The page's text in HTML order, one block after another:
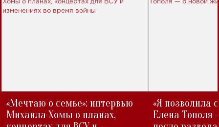
«Мечтаю о семье»: интервью
Михаила Хомы о планах,
«Я позволила
Елена Тополя